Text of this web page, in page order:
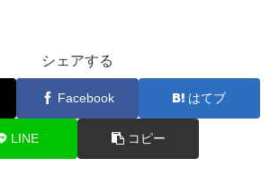
シェアする
Facebook はてブ
LINE コピー